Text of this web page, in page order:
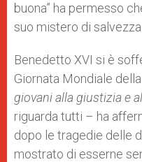
buona” ha permesso
suo mistero di salvezza.
Benedetto XVI si è
Giornata Mondiale
giovani alla giustizia e
riguarda tutti – ha
dopo le tragedie delle
mostrato di esserne